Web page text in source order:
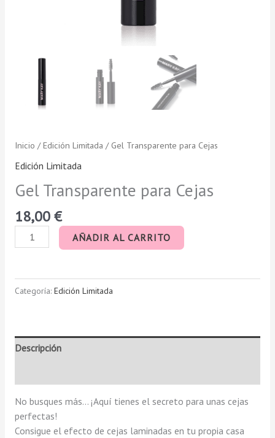
Inicio /Edición Limitada / Gel Transparente para Cejas
Edición Limitada
Gel Transparente para Cejas
18,00 €
AÑADIR AL CARRITO
Categoría: Edición Limitada
Descripción
No busques más… ¡Aquí tienes el secreto para unas cejas
perfectas!
Consigue el efecto de cejas laminadas en tu propia casa